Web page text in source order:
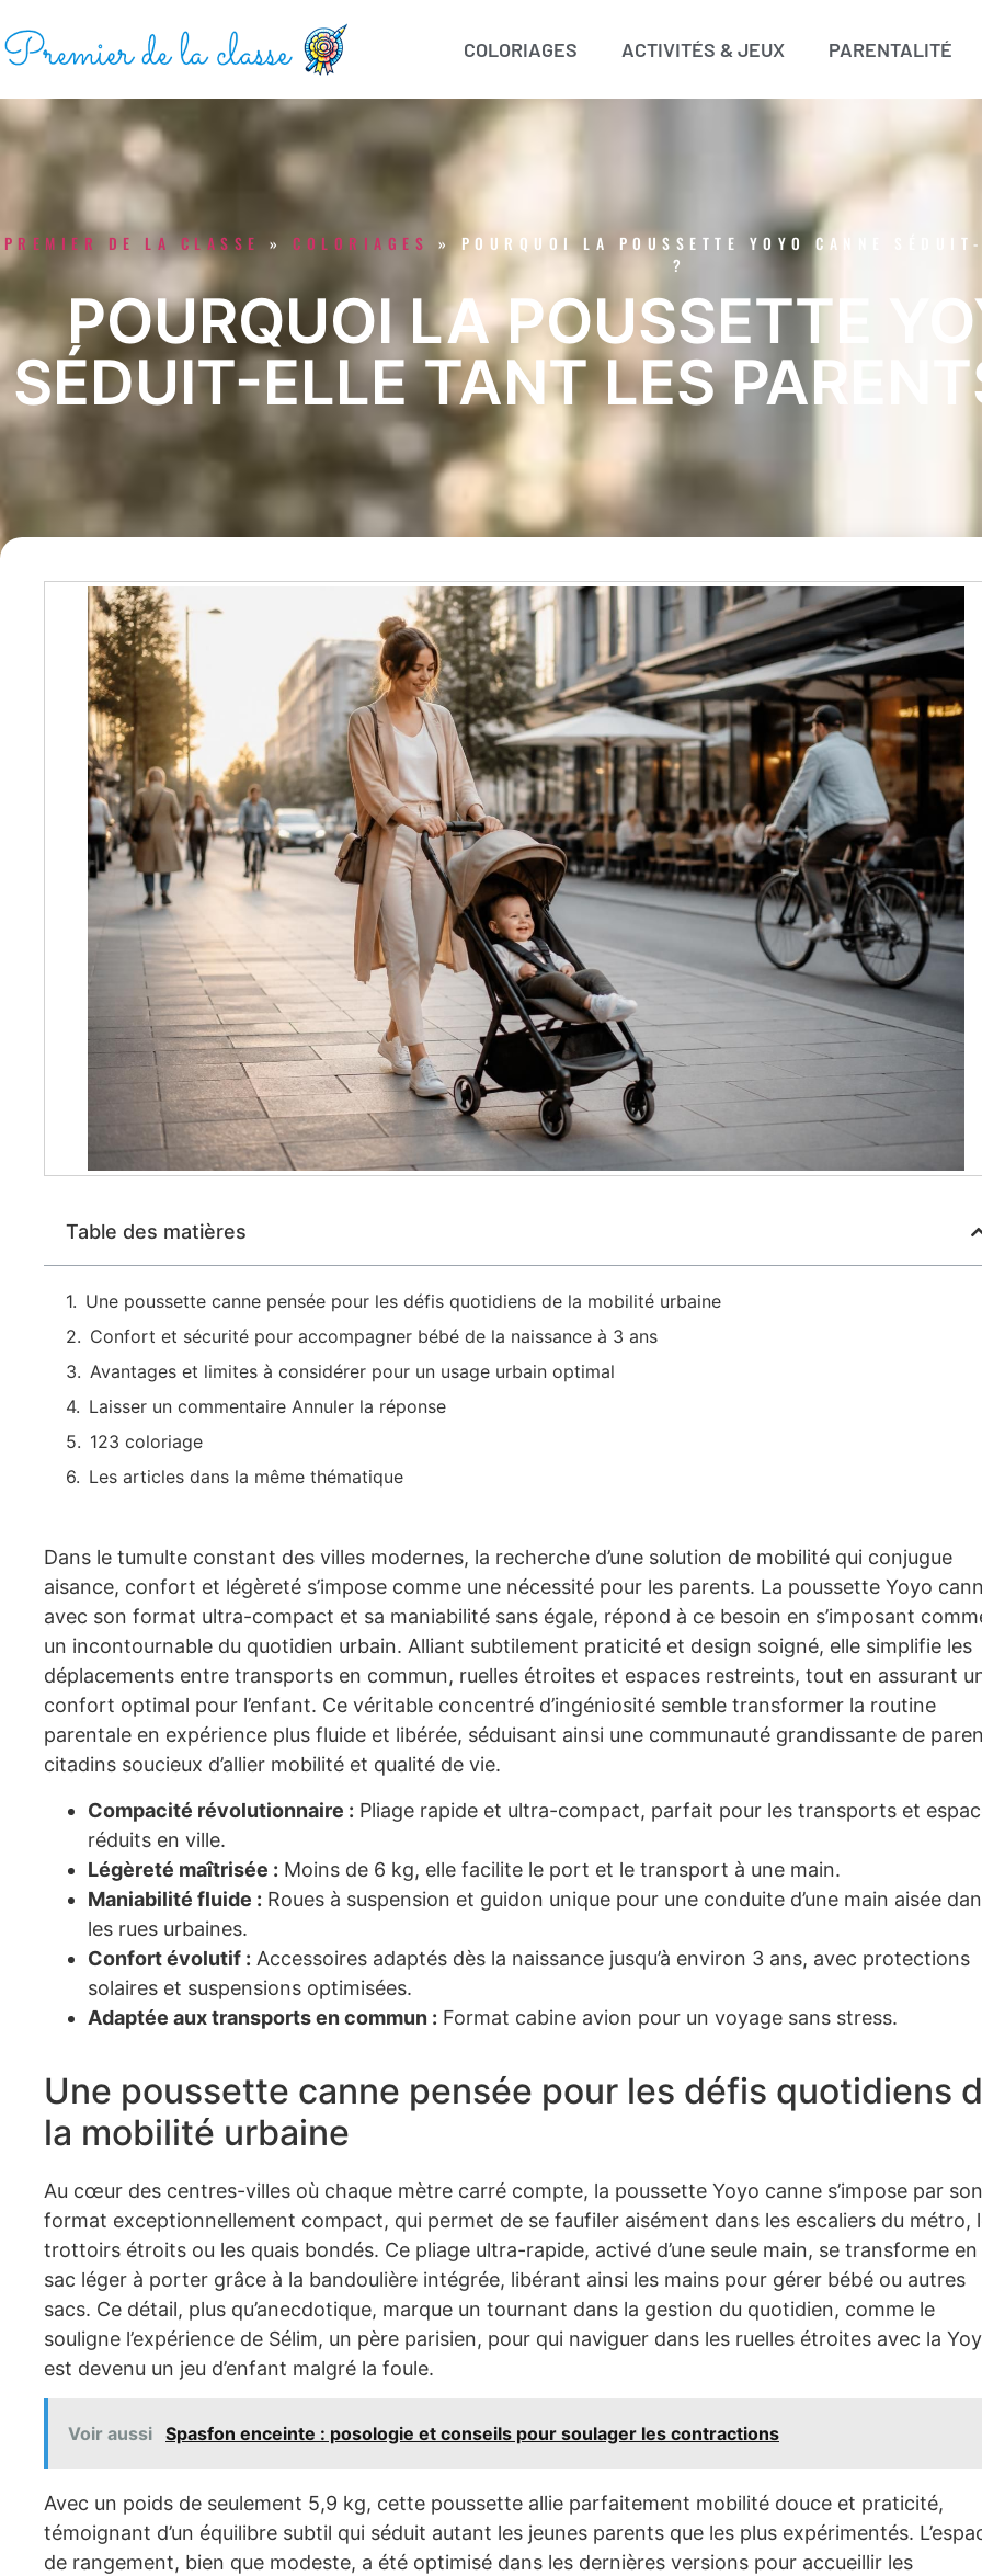
COLORIAGES ACTIVITÉS & JEUX PARENTALITÉ
PREMIER DE LA CLASSE »COLORIAGES » POURQUOI LA POUSSETTE YOYO CANNE
?
POURQUOI LA POUSSETTE
SÉDUIT-ELLE TANT LES
Table des matières
Une poussette canne pensée pour les défis quotidiens de la mobilité urbaine
Confort et sécurité pour accompagner bébé de la naissance à 3 ans
Avantages et limites à considérer pour un usage urbain optimal
Laisser un commentaire Annuler la réponse
123 coloriage
Les articles dans la même thématique
Dans le tumulte constant des villes modernes, la recherche d’une solution de mobilité qui conjugue
aisance, confort et légèreté s’impose comme une nécessité pour les parents. La poussette Yoyo
avec son format ultra-compact et sa maniabilité sans égale, répond à ce besoin en s’imposant
un incontournable du quotidien urbain. Alliant subtilement praticité et design soigné, elle simplifie les
déplacements entre transports en commun, ruelles étroites et espaces restreints, tout en assurant
confort optimal pour l’enfant. Ce véritable concentré d’ingéniosité semble transformer la routine
parentale en expérience plus fluide et libérée, séduisant ainsi une communauté grandissante de
citadins soucieux d’allier mobilité et qualité de vie.
Compacité révolutionnaire : Pliage rapide et ultra-compact, parfait pour les transports et
réduits en ville.
Légèreté maîtrisée : Moins de 6 kg, elle facilite le port et le transport à une main.
Maniabilité fluide : Roues à suspension et guidon unique pour une conduite d’une main aisée
les rues urbaines.
Confort évolutif : Accessoires adaptés dès la naissance jusqu’à environ 3 ans, avec protections
solaires et suspensions optimisées.
Adaptée aux transports en commun : Format cabine avion pour un voyage sans stress.
Une poussette canne pensée pour les défis quotidiens
la mobilité urbaine
Au cœur des centres-villes où chaque mètre carré compte, la poussette Yoyo canne s’impose par son
format exceptionnellement compact, qui permet de se faufiler aisément dans les escaliers du métro,
trottoirs étroits ou les quais bondés. Ce pliage ultra-rapide, activé d’une seule main, se transforme en
sac léger à porter grâce à la bandoulière intégrée, libérant ainsi les mains pour gérer bébé ou autres
sacs. Ce détail, plus qu’anecdotique, marque un tournant dans la gestion du quotidien, comme le
souligne l’expérience de Sélim, un père parisien, pour qui naviguer dans les ruelles étroites avec la
est devenu un jeu d’enfant malgré la foule.
Voir aussi Spasfon enceinte : posologie et conseils pour soulager les contractions
Avec un poids de seulement 5,9 kg, cette poussette allie parfaitement mobilité douce et praticité,
témoignant d’un équilibre subtil qui séduit autant les jeunes parents que les plus expérimentés.
de rangement, bien que modeste, a été optimisé dans les dernières versions pour accueillir les